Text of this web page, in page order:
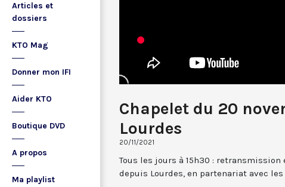
Articles et
dossiers
KTO Mag
Donner mon IFI
Aider KTO
Boutique DVD
A propos
Ma playlist
Chapelet du 20
Lourdes
20/11/2021
Tous les jours à 15h30 :
depuis Lourdes, en partenariat avec